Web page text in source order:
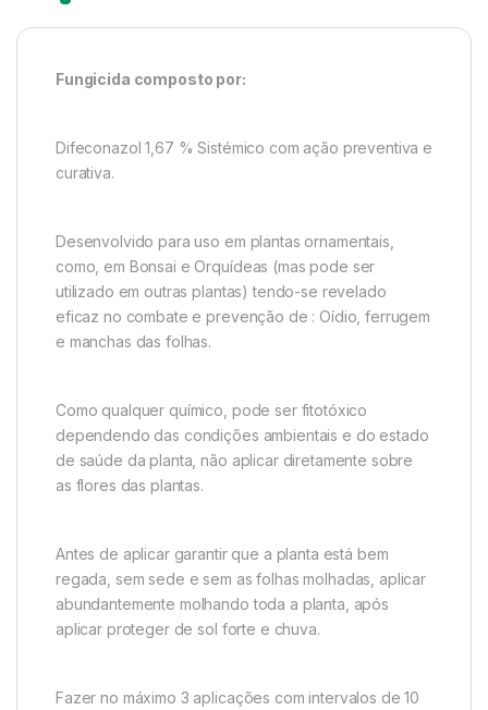
Fungicida composto por:
Difeconazol 1,67 % Sistémico com ação preventiva e
curativa.
Desenvolvido para uso em plantas ornamentais,
como, em Bonsai e Orquídeas (mas pode ser
utilizado em outras plantas) tendo-se revelado
eficaz no combate e prevenção de : Oídio, ferrugem
e manchas das folhas.
Como qualquer químico, pode ser fitotóxico
dependendo das condições ambientais e do estado
de saúde da planta, não aplicar diretamente sobre
as flores das plantas.
Antes de aplicar garantir que a planta está bem
regada, sem sede e sem as folhas molhadas, aplicar
abundantemente molhando toda a planta, após
aplicar proteger de sol forte e chuva.
Fazer no máximo 3 aplicações com intervalos de 10